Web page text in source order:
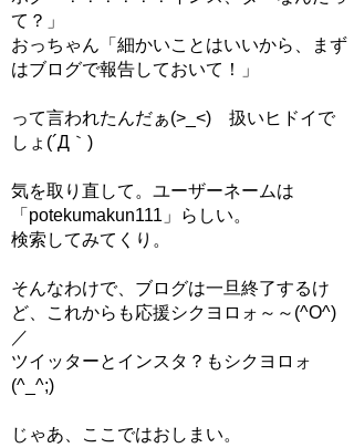
て？」
おっちゃん「細かいことはいいから、まず
はブログで報告しておいて！」
って言われたんだぁ(>_<) 扱いヒドイで
しょ(´Д｀)
気を取り直して。ユーザーネームは
「potekumakun111」らしい。
検索してみてくり。
そんなわけで、ブログは一旦終了するけ
ど、これからも応援シクヨロォ～～(^O^)
／
ツイッターとインスタ？もシクヨロォ
(^_^;)
じゃあ、ここではおしまい。